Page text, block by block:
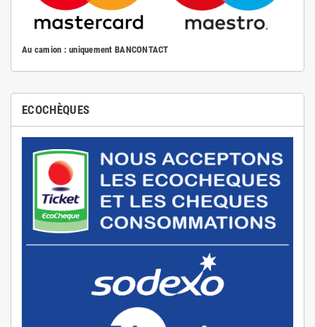
Au camion : uniquement BANCONTACT
ECOCHÈQUES